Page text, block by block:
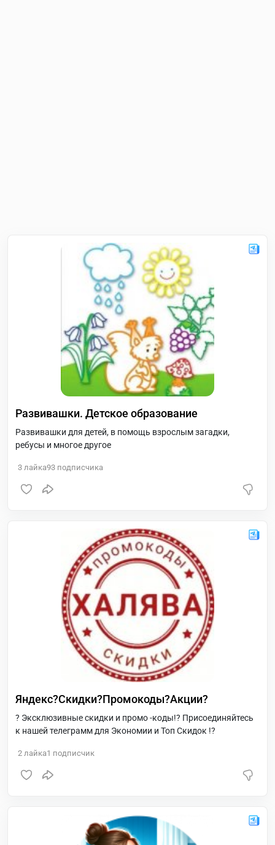
Развивашки. Детское образование
Развивашки для детей, в помощь взрослым загадки,
ребусы и многое другое
3 лайка93 подписчика
Яндекс?Скидки?Промокоды?Акции?
? Эксклюзивные скидки и промо -коды!? Присоединяйтесь
к нашей телеграмм для Экономии и Топ Скидок !?
2 лайка1 подписчик